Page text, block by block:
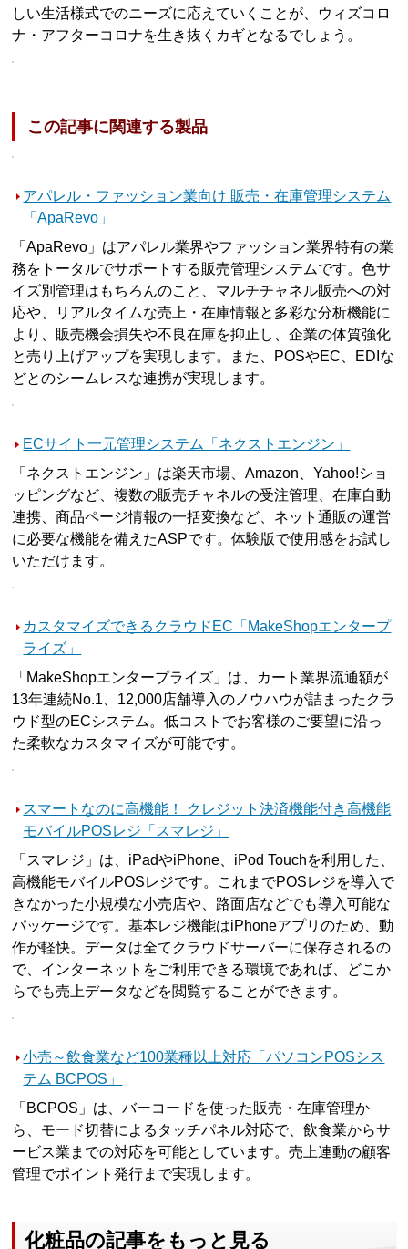
しい生活様式でのニーズに応えていくことが、ウィズコロ
ナ・アフターコロナを生き抜くカギとなるでしょう。
この記事に関連する製品
アパレル・ファッション業向け 販売・在庫管理システム
「ApaRevo」
「ApaRevo」はアパレル業界やファッション業界特有の業
務をトータルでサポートする販売管理システムです。色サ
イズ別管理はもちろんのこと、マルチチャネル販売への対
応や、リアルタイムな売上・在庫情報と多彩な分析機能に
より、販売機会損失や不良在庫を抑止し、企業の体質強化
と売り上げアップを実現します。また、POSやEC、EDIな
どとのシームレスな連携が実現します。
ECサイト一元管理システム「ネクストエンジン」
「ネクストエンジン」は楽天市場、Amazon、Yahoo!ショ
ッピングなど、複数の販売チャネルの受注管理、在庫自動
連携、商品ページ情報の一括変換など、ネット通販の運営
に必要な機能を備えたASPです。体験版で使用感をお試し
いただけます。
カスタマイズできるクラウドEC「MakeShopエンタープ
ライズ」
「MakeShopエンタープライズ」は、カート業界流通額が
13年連続No.1、12,000店舗導入のノウハウが詰まったクラ
ウド型のECシステム。低コストでお客様のご要望に沿っ
た柔軟なカスタマイズが可能です。
スマートなのに高機能！ クレジット決済機能付き高機能
モバイルPOSレジ「スマレジ」
「スマレジ」は、iPadやiPhone、iPod Touchを利用した、
高機能モバイルPOSレジです。これまでPOSレジを導入で
きなかった小規模な小売店や、路面店などでも導入可能な
パッケージです。基本レジ機能はiPhoneアプリのため、動
作が軽快。データは全てクラウドサーバーに保存されるの
で、インターネットをご利用できる環境であれば、どこか
らでも売上データなどを閲覧することができます。
小売～飲食業など100業種以上対応「パソコンPOSシス
テム BCPOS」
「BCPOS」は、バーコードを使った販売・在庫管理か
ら、モード切替によるタッチパネル対応で、飲食業からサ
ービス業までの対応を可能としています。売上連動の顧客
管理でポイント発行まで実現します。
化粧品の記事をもっと見る